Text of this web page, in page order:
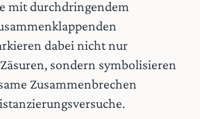
mit durchdringendem
dabei nicht nur
sondern symbolisieren
Zusammenbrechen